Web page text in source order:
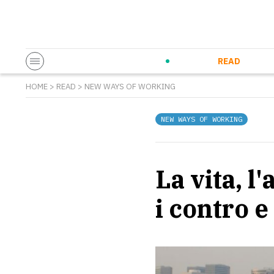
READ
HOME > READ > NEW WAYS OF WORKING
NEW WAYS OF WORKING
La vita,
i contro